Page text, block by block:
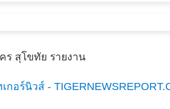
สุโขทัย รายงาน
กอร์นิวส์ -